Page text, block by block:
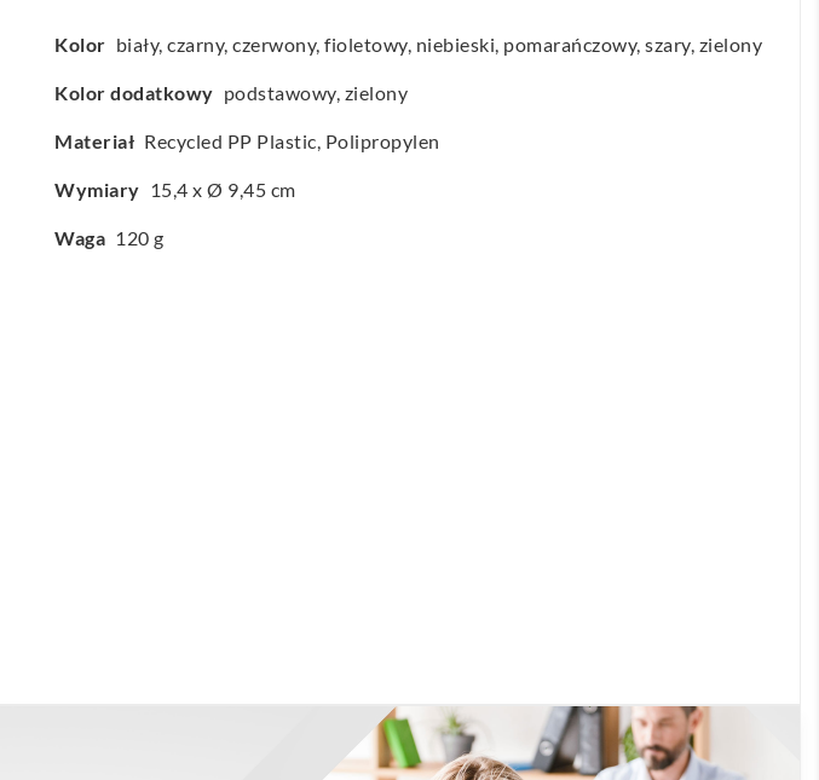
Kolor biały, czarny, czerwony, fioletowy, niebieski, pomarańczowy, szary, zielony
Kolor dodatkowy podstawowy, zielony
Materiał Recycled PP Plastic, Polipropylen
Wymiary 15,4 x Ø 9,45 cm
Waga 120 g